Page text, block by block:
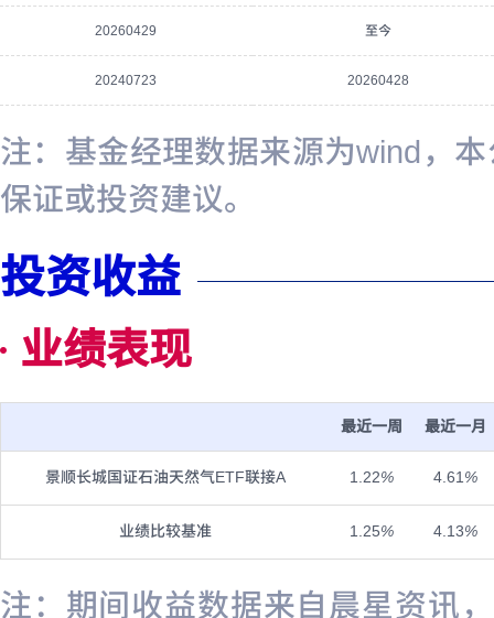
20260429 至今
20240723 20260428
注：基金经理数据来源为wind，
保证或投资建议。
投资收益
业绩表现
最近一周 最近一月
景顺长城国证石油天然气ETF联接A 1.22% 4.61 %
业绩比较基准 1.25% 4.13%
注：期间收益数据来自晨星资讯